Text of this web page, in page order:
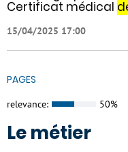
Certificat médical
15/04/2025 17:00
PAGES
relevance: 50%
Le métier